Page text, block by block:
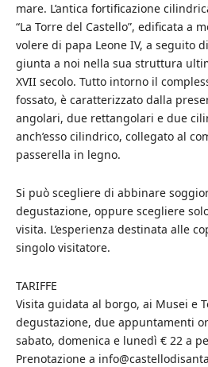
mare. L’antica fortificazione
“La Torre del Castello”, edificata a
volere di papa Leone IV, a seguito
giunta a noi nella sua struttura
XVII secolo. Tutto intorno il
fossato, è caratterizzato dalla
angolari, due rettangolari e due
anch’esso cilindrico, collegato al
passerella in legno.
Si può scegliere di abbinare
degustazione, oppure scegliere
visita. L’esperienza destinata alle
singolo visitatore.
TARIFFE
Visita guidata al borgo, ai Musei e
degustazione, due appuntamenti
sabato, domenica e lunedì € 22 a
Prenotazione a